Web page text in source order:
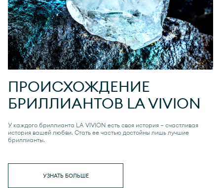
ПРОИСХОЖДЕНИЕ
БРИЛЛИАНТОВ LA VIVION
У каждого бриллианта LA VIVION есть своя история — счастливая
история вашей любви. Стать ее частью достойны лишь лучшие
бриллианты.
УЗНАТЬ БОЛЬШЕ